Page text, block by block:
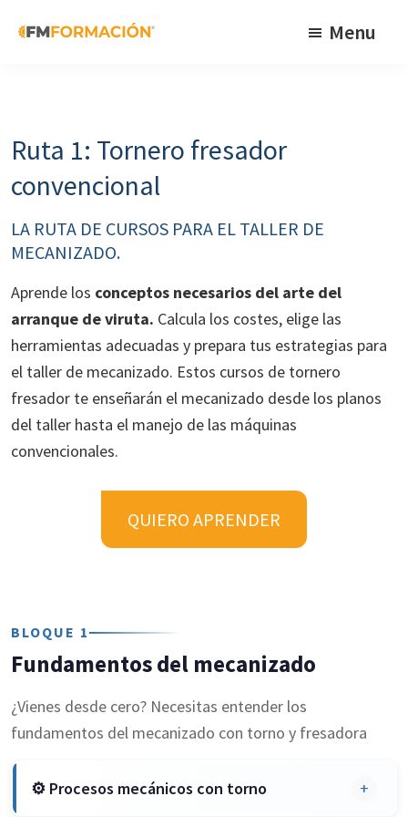
mecánica
Menu
Ruta 1: Tornero fresador
convencional
LA RUTA DE CURSOS PARA EL TALLER DE
MECANIZADO.
Aprende los conceptos necesarios del arte del
arranque de viruta. Calcula los costes, elige las
herramientas adecuadas y prepara tus estrategias para
el taller de mecanizado. Estos cursos de tornero
fresador te enseñarán el mecanizado desde los planos
del taller hasta el manejo de las máquinas
convencionales.
QUIERO APRENDER
BLOQUE 1
Fundamentos del mecanizado
¿Vienes desde cero? Necesitas entender los
fundamentos del mecanizado con torno y fresadora
⚙ Procesos mecánicos con torno +